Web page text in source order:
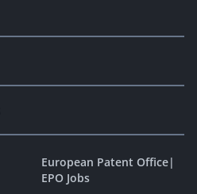
European Patent Office|
EPO Jobs